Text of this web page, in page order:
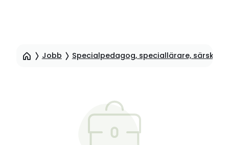
sidinnehåll
Jobb Specialpedagog, speciallärare,